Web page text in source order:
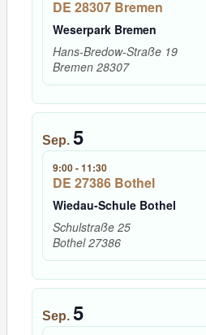
DE 28307 Bremen
Weserpark Bremen
Hans-Bredow-Straße 19
Bremen 28307
Sep. 5
9:00-11:30
DE 27386 Bothel
Wiedau-Schule Bothel
Schulstraße 25
Bothel27386
Sep. 5